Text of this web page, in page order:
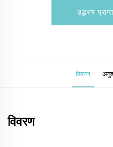
उद्धरण
विवरण
विवरण